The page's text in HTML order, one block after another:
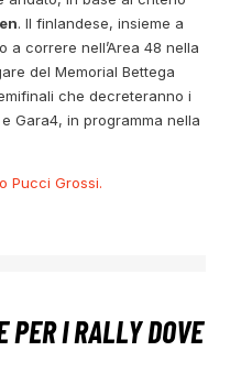
. Il finlandese, insieme a
a correre nell’Area 48 nella
del Memorial Bettega
che decreteranno i
Gara4, in programma nella
Pucci Grossi.